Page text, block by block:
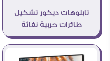
تابلوهات ديكور تشكيل
طائرات حربية نفاثة